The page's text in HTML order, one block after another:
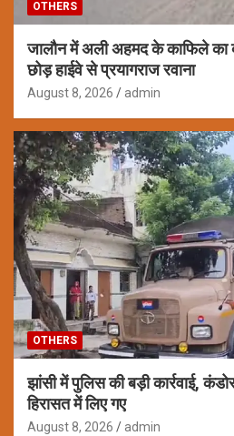
OTHERS
जालौन में अली अहमद के काफिले का
छोड़ हाईवे से प्रयागराज रवाना
August 8, 2026 admin
OTHERS
झांसी में पुलिस की बड़ी कार्रवाई,
हिरासत में लिए गए
August 8, 2026 admin